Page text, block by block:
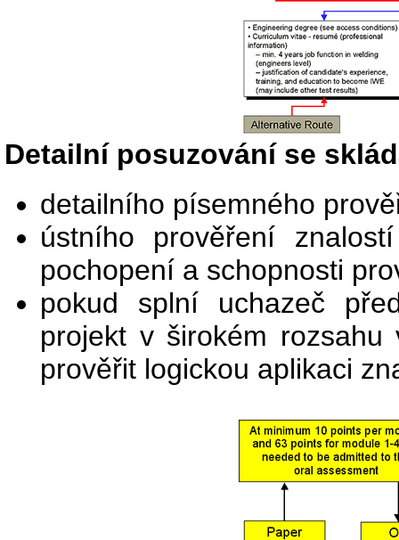
Detailní posuzování se
detailního písemného
ústního prověření
pochopení a schopnosti
pokud splní uchazeč
projekt v širokém
prověřit logickou aplikaci